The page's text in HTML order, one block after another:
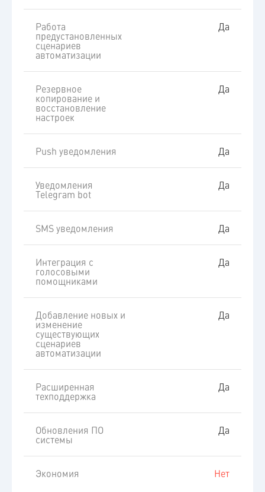
Работа
предустановленных
сценариев
автоматизации
Да
Резервное
копирование и
восстановление
настроек
Да
Push уведомления Да
Уведомления
Telegram bot
Да
SMS уведомления Да
Интеграция с
голосовыми
помощниками
Да
Добавление новых и
изменение
существующих
сценариев
автоматизации
Да
Расширенная
техподдержка
Да
Обновления ПО
системы
Да
Экономия Нет